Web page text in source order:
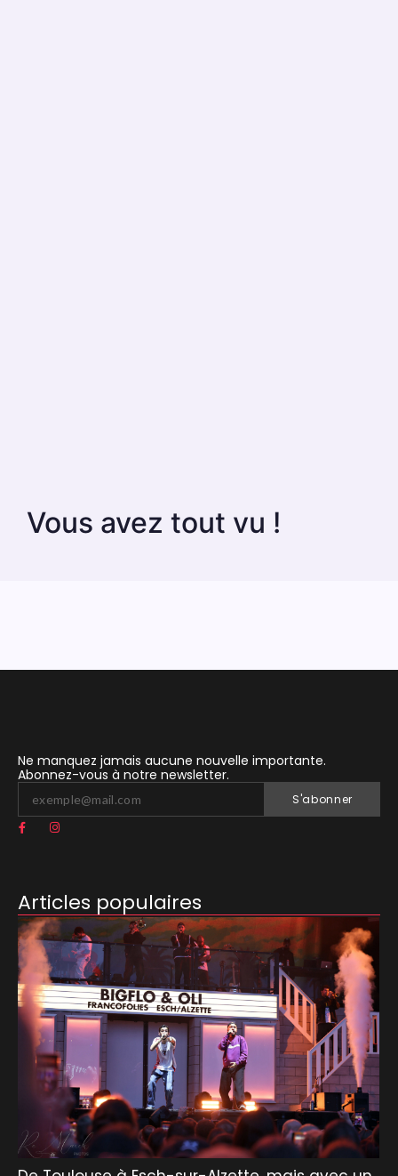
Vous avez tout vu !
Ne manquez jamais aucune nouvelle importante.
Abonnez-vous à notre newsletter.
S'abonner
Articles populaires